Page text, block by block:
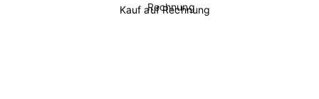
Kauf auf Rechnung